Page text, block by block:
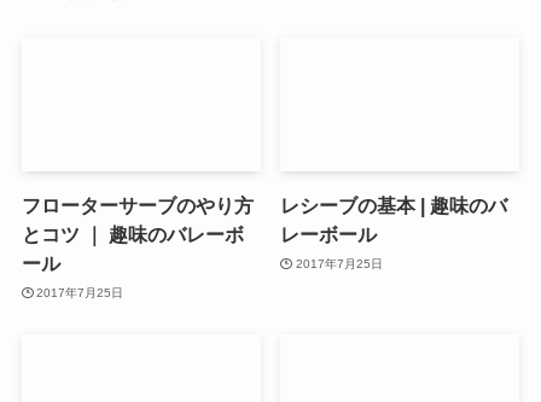
フローターサーブのやり方
とコツ ｜ 趣味のバレーボ
ール
2017年7月25日
レシーブの基本 | 趣味のバ
レーボール
2017年7月25日